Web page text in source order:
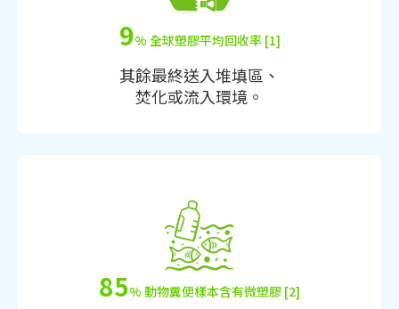
9% 全球塑膠平均回收率 [1]
其餘最終送入堆填區、
焚化或流入環境。
85% 動物糞便樣本含有微塑膠 [2]